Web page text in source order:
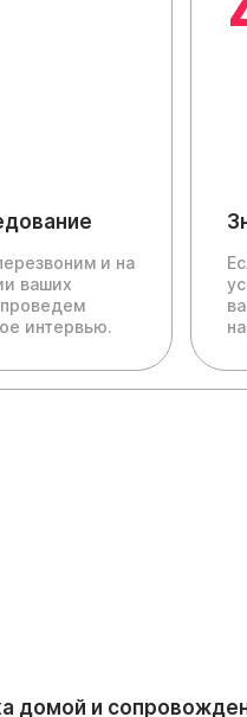
и на
ваших
интервью.
домой и